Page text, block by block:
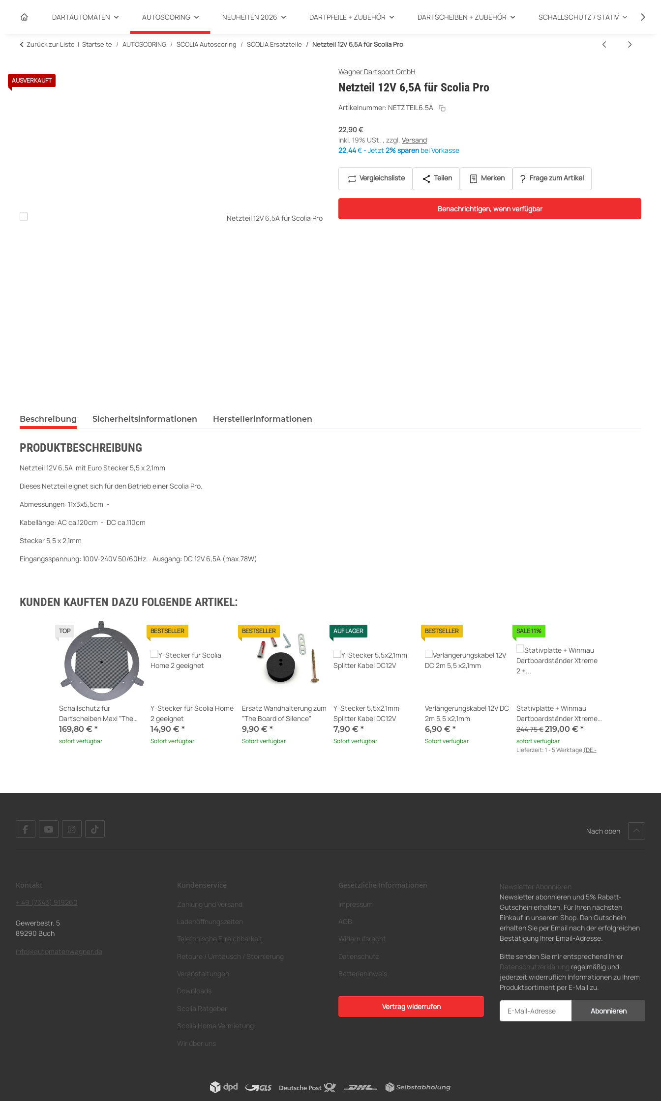
DARTAUTOMATEN AUTOSCORING NEUHEITEN 2026 DARTPFEILE + ZUBEHÖR DARTSCHEIBEN + ZUBEHÖR SCHALLSCHUTZ / STATIV
Zurück zur Liste Startseite AUTOSCORING SCOLIA Autoscoring SCOLIA Ersatzteile Netzteil 12V 6,5A für Scolia Pro
AUSVERKAUFT
Wagner Dartsport GmbH
Netzteil 12V 6,5A für Scolia Pro
Artikelnummer: NETZTEIL6.5A
22,90 €
inkl. 19% USt. , zzgl. Versand
22,44€ - Jetzt 2% sparen bei Vorkasse
Vergleichsliste Teilen Merken Frage zum Artikel
Benachrichtigen, wenn verfügbar
Beschreibung Sicherheitsinformationen Herstellerinformationen
PRODUKTBESCHREIBUNG
Netzteil 12V 6,5A mit Euro Stecker 5,5 x 2,1mm
Dieses Netzteil eignet sich für den Betrieb einer Scolia Pro.
Abmessungen: 11x3x5,5cm -
Kabellänge: AC ca.120cm - DC ca.110cm
Stecker 5,5 x 2,1mm
Eingangsspannung: 100V-240V 50/60Hz. Ausgang: DC 12V 6,5A (max.78W)
KUNDEN KAUFTEN DAZU FOLGENDE ARTIKEL:
TOP
Schallschutz für
Dartscheiben Maxi "The
Board of Silence®" V4 +
Erweiterung für Scolia
169,80 € *
sofort verfügbar
BESTSELLER
Y-Stecker für Scolia Home
2 geeignet
14,90 € *
Sofort verfügbar
BESTSELLER
Ersatz Wandhalterung zum
"The Board of Silence"
9,90 € *
Sofort verfügbar
AUF LAGER
Y-Stecker 5,5x2,1mm
Splitter Kabel DC12V
7,90 € *
Sofort verfügbar
BESTSELLER
Verlängerungskabel 12V DC
2m 5,5 x2,1mm
6,90 € *
Sofort verfügbar
SALE 11%
Stativplatte + Winmau
Dartboardständer Xtreme
2 + Home 2 Erweiterung
244,75 €219,00 € *
sofort verfügbar
Lieferzeit:1 - 5 Werktage(DE -
Nach oben
Kontakt
+ 49 (7343) 919260
Gewerbestr. 5
89290 Buch
info@automatenwagner.de
Kundenservice
Zahlung und Versand
Ladenöffnungszeiten
Telefonische Erreichbarkeit
Retoure / Umtausch / Stornierung
Veranstaltungen
Downloads
Scolia Ratgeber
Scolia Home Vermietung
Wir über uns
Gesetzliche Informationen
Impressum
AGB
Widerrufsrecht
Datenschutz
Batteriehinweis
Vertrag widerrufen
Newsletter Abonnieren
Newsletter abonnieren und 5% Rabatt-
Gutschein erhalten. Für Ihren nächsten
Einkauf in unserem Shop. Den Gutschein
erhalten Sie per Email nach der erfolgreichen
Bestätigung Ihrer Email-Adresse.
Bitte senden Sie mir entsprechend Ihrer
Datenschutzerklärung regelmäßig und
jederzeit widerruflich Informationen zu Ihrem
Produktsortiment per E-Mail zu.
Abonnieren